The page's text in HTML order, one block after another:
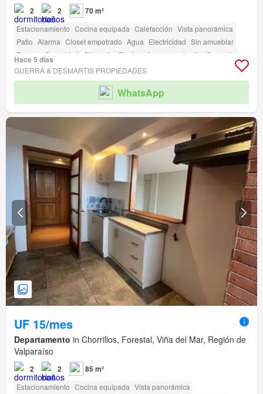
2 2 70 m²
Estacionamiento Cocina equipada Calefacción Vista panorámica
Patio Alarma Closet empotrado Agua Electricidad Sin amueblar
Terraza
Seguridad Gimnasio Piscina Ascensor Jardín
Conserje
Parilla
Hace 5 días
GUERRA & DESMARTIS PROPIEDADES
WhatsApp
UF 15/mes
Departamento in Chorrillos, Forestal, Viña del Mar, Región de
Valparaíso
2 2 85 m²
Estacionamiento Cocina equipada Vista panorámica